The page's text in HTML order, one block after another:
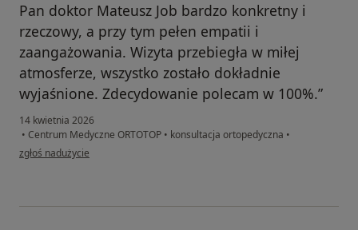
Pan doktor Mateusz Job bardzo konkretny i
rzeczowy, a przy tym pełen empatii i
zaangażowania. Wizyta przebiegła w miłej
atmosferze, wszystko zostało dokładnie
wyjaśnione. Zdecydowanie polecam w 100%.”
14 kwietnia 2026
• Centrum Medyczne ORTOTOP • konsultacja ortopedyczna •
w opinii użytkownika Robert
zgłoś nadużycie